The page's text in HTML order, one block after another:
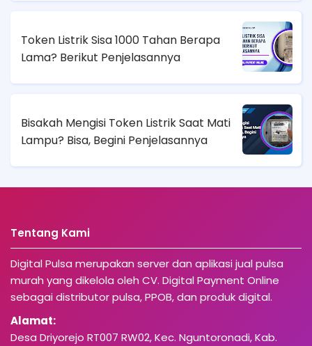
Token Listrik Sisa 1000 Tahan Berapa
Lama? Berikut Penjelasannya
Bisakah Mengisi Token Listrik Saat Mati
Lampu? Bisa, Begini Penjelasannya
Tentang Kami
Digital Pulsa merupakan server dan aplikasi jual pulsa
murah yang dikelola oleh CV. Digital Payment Online
sebagai distributor pulsa, PPOB, dan produk digital.
Alamat:
Desa Driyorejo RT007 RW02, Kec. Nguntoronadi, Kab.